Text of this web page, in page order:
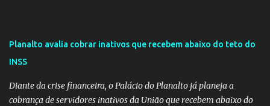
Planalto avalia cobrar inativos que recebem abaixo do teto do
INSS
Diante da crise financeira, o Palácio do Planalto já planeja a
cobrança de servidores inativos da União que recebem abaixo do